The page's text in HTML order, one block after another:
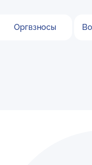
Оргвзносы